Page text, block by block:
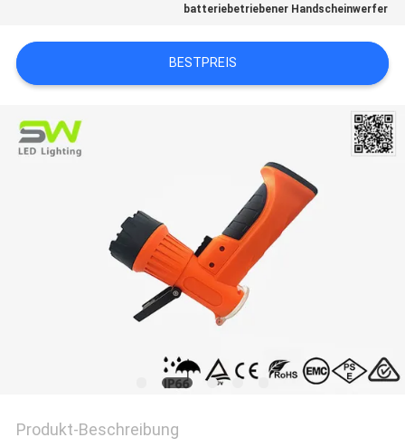
SITEMAP
DATENSCHUTZRICHTLINIE
batteriebetriebener Handscheinwerfer
BESTPREIS
Produkt-Beschreibung